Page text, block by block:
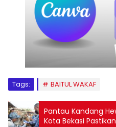
Tags: BAITUL WAKAF
Pantau Kandang
Kota Bekasi